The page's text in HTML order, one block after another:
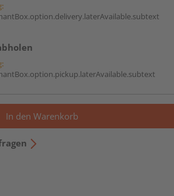
In den Warenkorb